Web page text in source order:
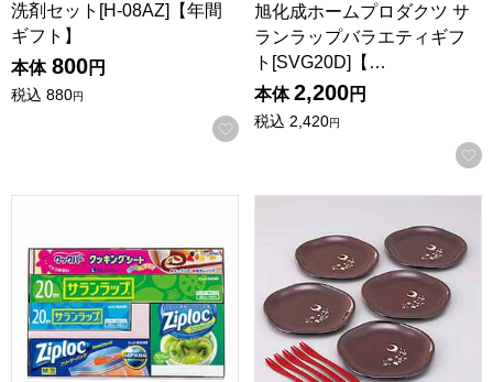
洗剤セット[H-08AZ]【年間
ギフト】
本体 800円
税込 880円
お気に入りに登録する
旭化成ホームプロダクツ サ
ランラップバラエティギフ
ト[SVG20D]【…
本体 2,200円
税込 2,420円